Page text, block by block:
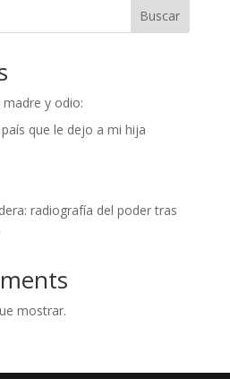
Buscar
y odio:
que le dejo a mi hija
radiografía del poder tras
mostrar.